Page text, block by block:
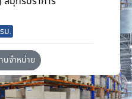
ม.
จำหน่าย